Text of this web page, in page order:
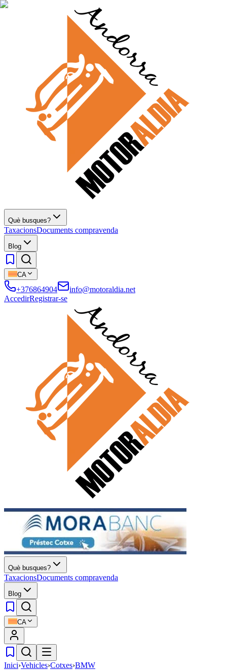
Què busques?
TaxacionsDocuments compravenda
Blog
CA
+376864904
info@motoraldia.net
AccedirRegistrar-se
Què busques?
TaxacionsDocuments compravenda
Blog
CA
Inici›Vehicles›Cotxes›BMW